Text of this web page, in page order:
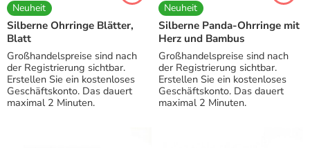
Neuheit
Silberne Ohrringe Blätter,
Blatt
Großhandelspreise sind nach
der Registrierung sichtbar.
Erstellen Sie ein kostenloses
Geschäftskonto. Das dauert
maximal 2 Minuten.
Neuheit
Silberne Panda-Ohrringe mit
Herz und Bambus
Großhandelspreise sind nach
der Registrierung sichtbar.
Erstellen Sie ein kostenloses
Geschäftskonto. Das dauert
maximal 2 Minuten.